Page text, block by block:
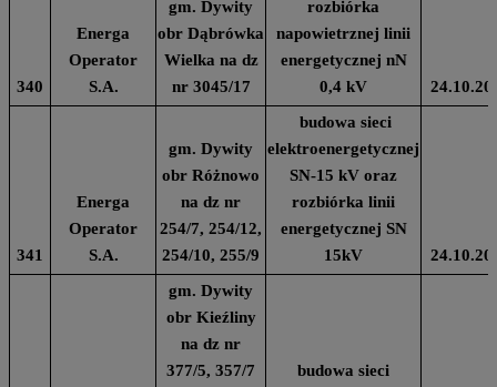
340
Energa
Operator
S.A.
gm. Dywity
obr Dąbrówka
Wielka na dz
nr 3045/17
rozbiórka
napowietrznej linii
energetycznej nN
0,4 kV
341
Energa
Operator
S.A.
gm. Dywity
obr Różnowo
na dz nr
254/7, 254/12,
254/10, 255/9
budowa sieci
elektroenergetycznej
SN-15 kV oraz
rozbiórka linii
energetycznej SN
15kV
gm. Dywity
obr Kieźliny
na dz nr
377/5, 357/7
budowa sieci